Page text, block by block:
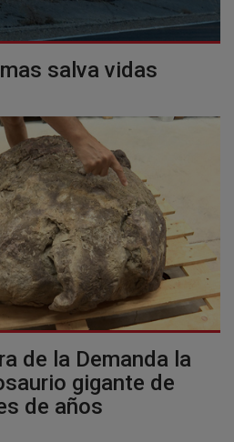
salva vidas
de la Demanda la
gigante de
de años